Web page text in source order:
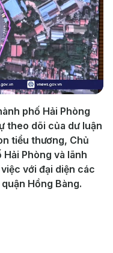
phố Hải Phòng
theo dõi của dư luận
tiểu thương, Chủ
Phòng và lãnh
với đại diện các
Hồng Bàng.